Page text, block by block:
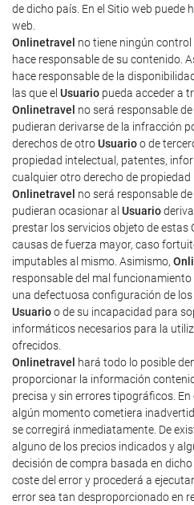
de dicho país. En el Sitio web puede
web.
Onlinetravel no tiene ningún
hace responsable de su contenido.
hace responsable de la
las que el Usuario pueda acceder a
Onlinetravel no será responsable
pudieran derivarse de la infracción
derechos de otroUsuarioo de
propiedad intelectual, patentes,
cualquier otro derecho de
Onlinetravel no será responsable
pudieran ocasionar al Usuario
prestar los servicios objeto de estas
causas de fuerza mayor, caso
imputables al mismo. Asimismo,
responsable del mal funcionamiento
una defectuosa configuración de
Usuarioo de su incapacidad para
informáticos necesarios para la
ofrecidos.
Onlinetravel
hará todo lo posible
proporcionar la información
precisa y sin errores tipográficos. En
algún momento cometiera
se corregirá inmediatamente. De
alguno de los precios indicados y
decisión de compra basada en dicho
coste del error y procederá a
error sea tan desproporcionado en